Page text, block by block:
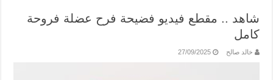
شاهد .. مقطع فيديو فضيحة فرح عضلة فروحة
كامل
خالد صالح 27/09/2025